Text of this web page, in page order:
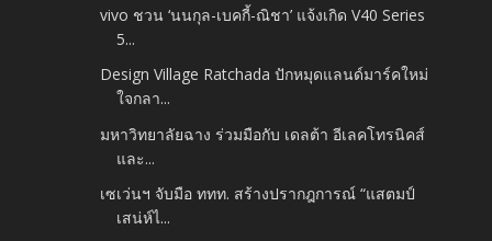
vivo ชวน ‘นนกุล-เบคกี้-ณิชา’ แจ้งเกิด V40 Series
5...
Design Village Ratchada ปักหมุดแลนด์มาร์คใหม่
ใจกลา...
มหาวิทยาลัยฉาง ร่วมมือกับ เดลต้า อีเลคโทรนิคส์
และ...
เซเว่นฯ จับมือ ททท. สร้างปรากฎการณ์ “แสตมป์
เสน่ห์ไ...